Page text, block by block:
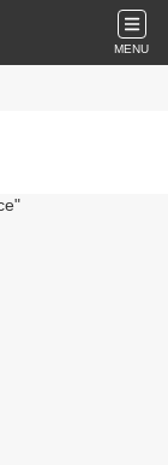
MENU